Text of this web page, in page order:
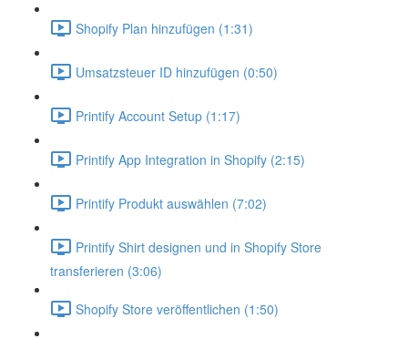
Shopify Plan hinzufügen (1:31)
Umsatzsteuer ID hinzufügen (0:50)
Printify Account Setup (1:17)
Printify App Integration in Shopify (2:15)
Printify Produkt auswählen (7:02)
Printify Shirt designen und in Shopify Store
transferieren (3:06)
Shopify Store veröffentlichen (1:50)